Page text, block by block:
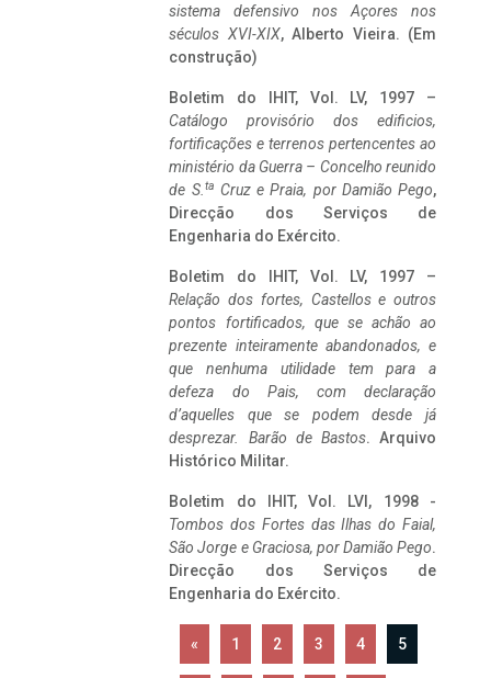
sistema defensivo nos Açores nos
séculos XVI-XIX, Alberto Vieira. (Em
construção)
Boletim do IHIT, Vol. LV, 1997 –
Catálogo provisório dos edificios,
fortificações e terrenos pertencentes ao
ministério da Guerra – Concelho reunido
de S. ta Cruz e Praia, por Damião Pego,
Direcção dos Serviços de
Engenharia do Exército.
Boletim do IHIT, Vol. LV, 1997 –
Relação dos fortes, Castellos e outros
pontos fortificados, que se achão ao
prezente inteiramente abandonados, e
que nenhuma utilidade tem para a
defeza do Pais, com declaração
d’aquelles que se podem desde já
desprezar. Barão de Bastos. Arquivo
Histórico Militar.
Boletim do IHIT, Vol. LVI, 1998 -
Tombos dos Fortes das Ilhas do Faial,
São Jorge e Graciosa, por Damião Pego.
Direcção dos Serviços de
Engenharia do Exército.
« 1 2 3 4 5